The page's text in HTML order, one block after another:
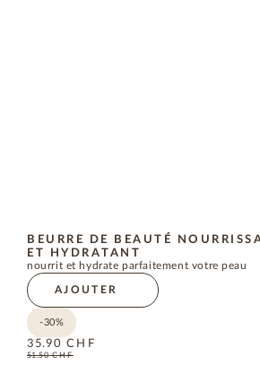
BEURRE DE BEAUTÉ
ET HYDRATANT
nourrit et hydrate parfaitement votre peau
AJOUTER
-30%
35.90 CHF
51.50CHF